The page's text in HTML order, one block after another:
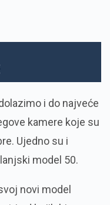
i do najveće
kamere koje su
Ujedno su i
model 50.
novi model